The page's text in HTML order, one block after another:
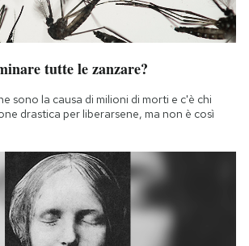
tutte le zanzare?
sono la causa di milioni di morti e c'è chi
drastica per liberarsene, ma non è così